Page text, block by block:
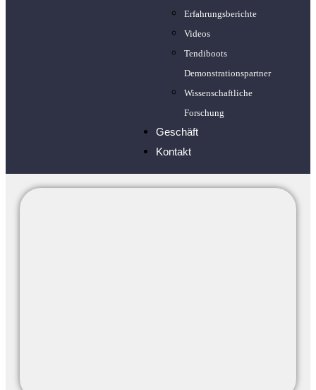
Erfahrungsberichte
Videos
Tendiboots
Demonstrationspartner
Wissenschaftliche
Forschung
Geschäft
Kontakt